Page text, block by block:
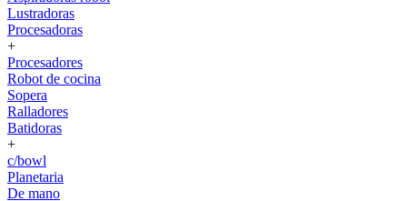
Lustradoras
Procesadoras
+
Procesadores
Robot de cocina
Sopera
Ralladores
Batidoras
+
c/bowl
Planetaria
De mano